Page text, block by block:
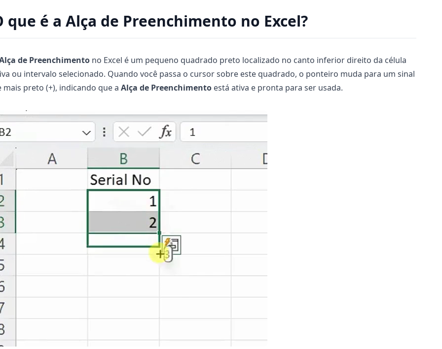
que é a Alça de Preenchimento no Excel?
de Preenchimento no Excel é um pequeno quadrado preto localizado no canto inferior direito da célula
ou intervalo selecionado. Quando você passa o cursor sobre este quadrado, o ponteiro muda para um sinal
mais preto (+), indicando que a Alça de Preenchimento está ativa e pronta para ser usada.